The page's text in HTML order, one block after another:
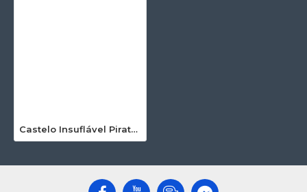
Castelo Insuflável Pirata Com Slide